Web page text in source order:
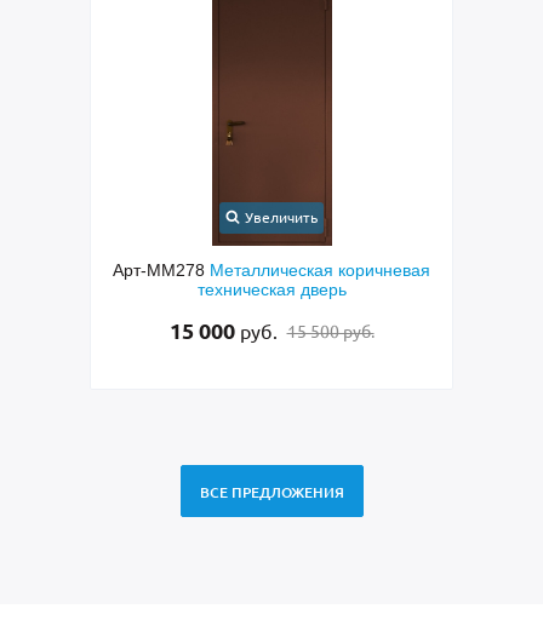
Увеличить
Арт-ММ278 Металлическая коричневая
техническая дверь
15 000 руб. 15 500 руб.
ВСЕ ПРЕДЛОЖЕНИЯ